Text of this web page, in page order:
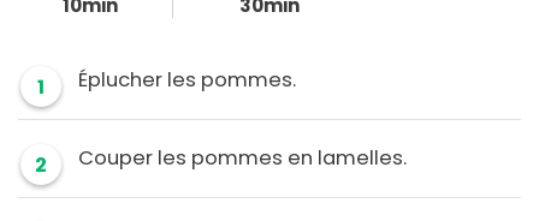
10min 30min
1 Éplucher les pommes.
2 Couper les pommes en lamelles.